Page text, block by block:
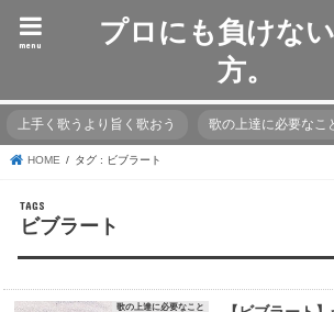
プロにも負けな
方。
menu
上手く歌うより旨く歌おう 歌の上達に必要なこ
HOME タグ : ビブラート
ビブラート
歌の上達に必要なこと